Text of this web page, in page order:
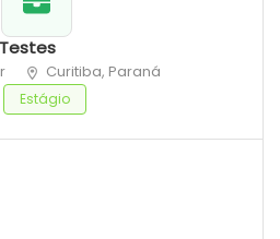
Curitiba, Paraná
Estágio